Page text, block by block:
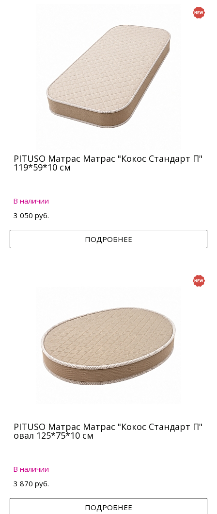
PITUSO Матрас Матрас "Кокос Стандарт П"
119*59*10 см
В наличии
3 050 руб.
ПОДРОБНЕЕ
PITUSO Матрас Матрас "Кокос Стандарт П"
овал 125*75*10 см
В наличии
3 870 руб.
ПОДРОБНЕЕ